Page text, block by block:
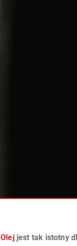
Olejjest tak istotny